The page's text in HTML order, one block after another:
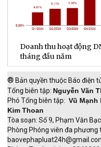
thu hoạt động DNSE
đầu năm
® Bản quyền thuộc Báo điện
Tổng biên tập: Nguyễn Văn
Phó Tổng biên tập: Vũ Mạnh
Kim Thoan
Tòa soạn: Số 9, Phạm Văn
Phòng Phóng viên đa